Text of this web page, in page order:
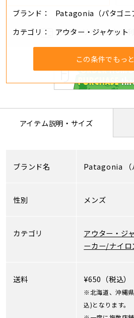
ブランド
Patagonia（パタゴニ
カテゴリ
アウター・ジャケット
この条件でもっ
分割・リボ払いもご利
アイテム説明・サイズ
ブランド名 Patagonia
性別 メンズ
カテゴリ アウター・ジ
ーカー/ナイロ
送料 ¥650（税込）
※北海道、沖縄
込)となります。